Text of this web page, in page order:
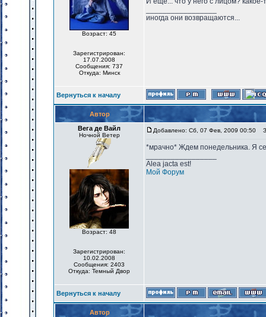
Возраст: 45
Зарегистрирован:
17.07.2008
Сообщения: 737
Откуда: Минск
иногда они возвращаются...
Вернуться к началу
Автор
Вега де Вайл
Ночной Ветер
Возраст: 48
Зарегистрирован:
10.02.2008
Сообщения: 2403
Откуда: Темный Двор
Добавлено: Сб, 07 Фев, 2009 00:50
*мрачно* Ждем понедельника. Я
Alea jacta est!
Мой Форум
Вернуться к началу
Автор